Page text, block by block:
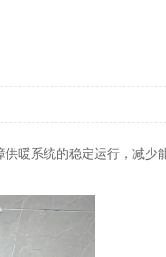
暖系统的稳定运行，减少